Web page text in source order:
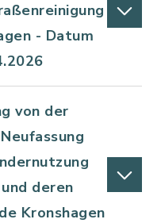
- Datum
von der
deren
Kronshagen